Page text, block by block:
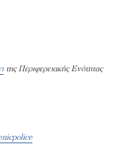
της Περιφερειακής Ενότητας